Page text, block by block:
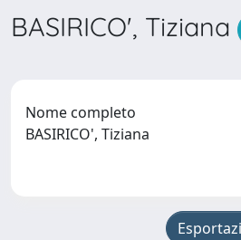
BASIRICO', Tiziana
Nome completo
BASIRICO', Tiziana